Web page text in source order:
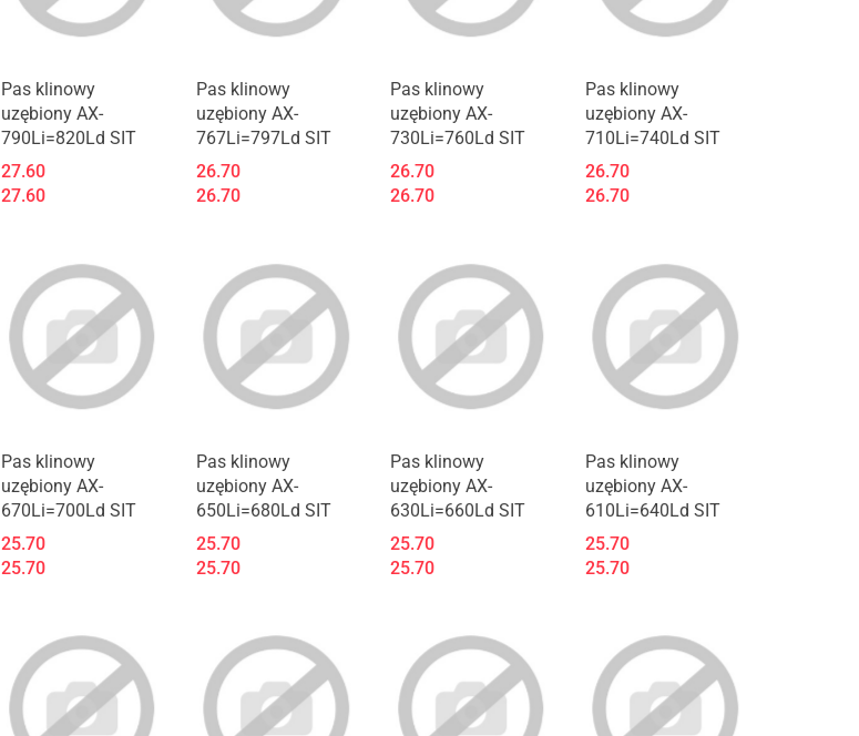
Pas klinowy
uzębiony AX-
790Li=820Ld SIT
27.60
27.60
Pas klinowy
uzębiony AX-
767Li=797Ld SIT
26.70
26.70
Pas klinowy
uzębiony AX-
730Li=760Ld SIT
26.70
26.70
Pas klinowy
uzębiony AX-
710Li=740Ld SIT
26.70
26.70
Pas klinowy
uzębiony AX-
670Li=700Ld SIT
25.70
25.70
Pas klinowy
uzębiony AX-
650Li=680Ld SIT
25.70
25.70
Pas klinowy
uzębiony AX-
630Li=660Ld SIT
25.70
25.70
Pas klinowy
uzębiony AX-
610Li=640Ld SIT
25.70
25.70